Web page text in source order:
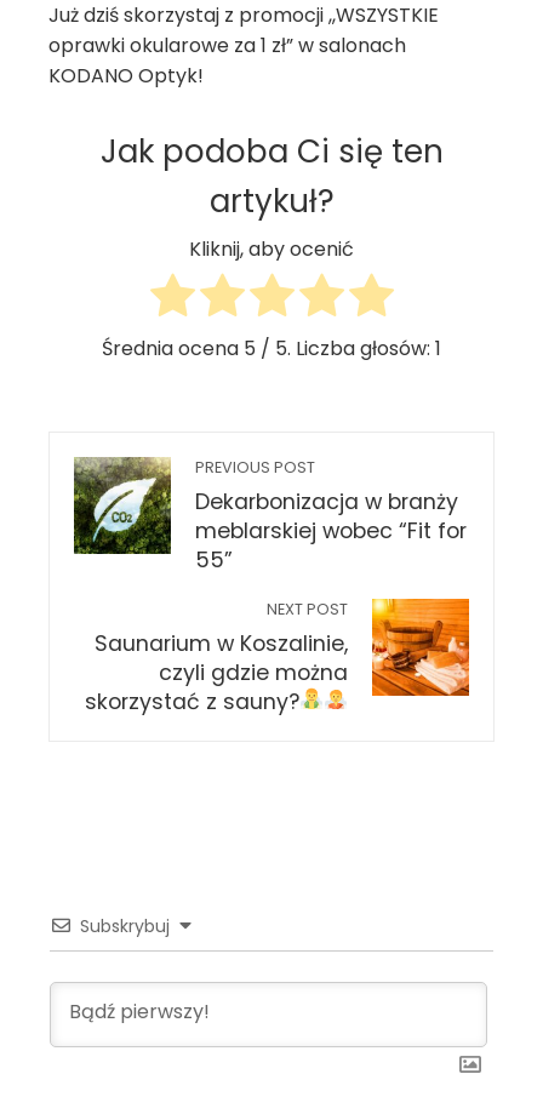
Już dziś skorzystaj z promocji ,,WSZYSTKIE
oprawki okularowe za 1 zł” w salonach
KODANO Optyk!
Jak podoba Ci się ten
artykuł?
Kliknij, aby ocenić
Średnia ocena 5 / 5. Liczba głosów: 1
PREVIOUS POST
Dekarbonizacja w branży
meblarskiej wobec “Fit for
55”
NEXT POST
Saunarium w Koszalinie,
czyli gdzie można
skorzystać z sauny?
Subskrybuj